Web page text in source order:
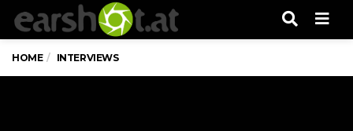
HOME INTERVIEWS